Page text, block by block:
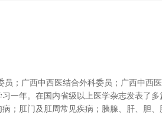
；广西中西医结合外科委员；广西中西
一年。在国内省级以上医学杂志发表了
；肛门及肛周常见疾病；胰腺、肝、胆